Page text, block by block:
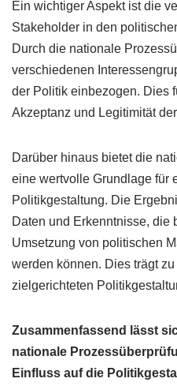
Ein wichtiger Aspekt ist die
Stakeholder in den
Durch die nationale
verschiedenen
der Politik einbezogen. Dies
Akzeptanz und Legitimität
Darüber hinaus bietet die
eine wertvolle Grundlage für
Politikgestaltung. Die
Daten und Erkenntnisse, die
Umsetzung von politischen
werden können. Dies trägt
zielgerichteten
Zusammenfassend lässt
nationale
Einfluss auf die